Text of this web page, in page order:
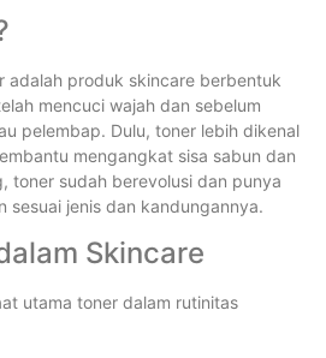
adalah produk skincare berbentuk
mencuci wajah dan sebelum
pelembap. Dulu, toner lebih dikenal
mengangkat sisa sabun dan
toner sudah berevolusi dan punya
sesuai jenis dan kandungannya.
Skincare
utama toner dalam rutinitas